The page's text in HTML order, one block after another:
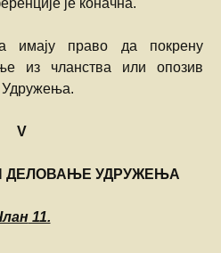
је коначна.
имају право да покрену
из чланства или опозив
Удружења.
V
ДЕЛОВАЊЕ УДРУЖЕЊА
11.